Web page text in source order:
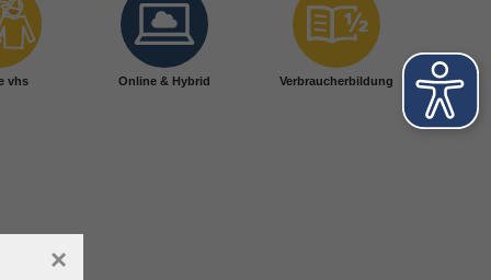
vhs Online & Hybrid Verbraucherbildung
×